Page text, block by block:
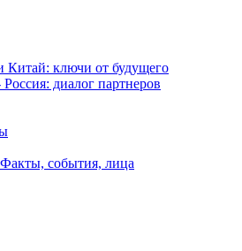
Китай: ключи от будущего
Россия: диалог партнеров
события, лица